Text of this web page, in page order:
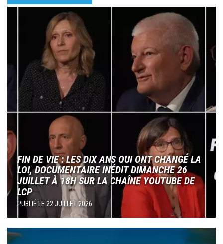
FIN DE VIE : LES DIX ANS QUI ONT CHANGÉ LA
LOI, DOCUMENTAIRE INÉDIT DIMANCHE 26
JUILLET À 18H SUR LA CHAÎNE YOUTUBE DE
LCP
PUBLIÉ LE 22 JUILLET 2026
Image